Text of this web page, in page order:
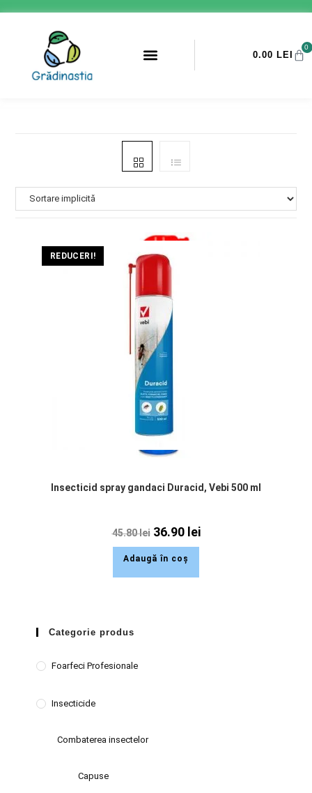
0.00 LEI
0
REDUCERI!
Insecticid spray gandaci Duracid, Vebi 500 ml
45.80lei 36.90 lei
Adaugă în coș
Categorie produs
Foarfeci Profesionale
Insecticide
Combaterea insectelor
Capuse